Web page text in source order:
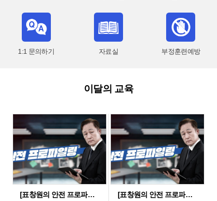
1:1 문의하기 자료실 부정훈련예방
이달의 교육
[표창원의 안전 프로파일링] 제조업 현장근로자 정기안전보건교육 (상반기) [표창원의 안전 프로파일링] 기타업 현장근로자 정기안전보건교육 (상반기)